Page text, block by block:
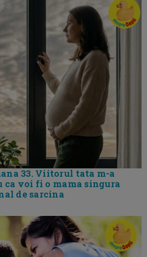
33. Viitorul tata m-a
ca voi fi o mama singura
de sarcina